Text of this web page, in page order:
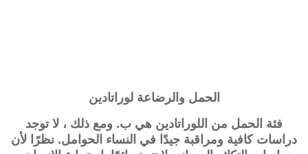
الحمل والرضاعةلوراتادين
فئة الحمل من اللوراتادين هي ب. ومع ذلك ، لا توجد
دراسات كافية ومراقبة جيدًا في النساء الحوامل. نظرًا لأن